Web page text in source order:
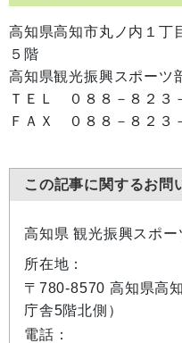
高知県高知市丸ノ内１
５階
高知県観光振興スポー
ＴＥＬ ０８８－８２３
ＦＡＸ ０８８－８２３
この記事に関するお問
高知県 観光振興スポー
所在地：
〒780-8570 高知県高
庁舎5階北側）
電話：